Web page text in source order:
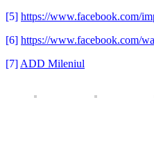
[5] https://www.facebook.com/
[6] https://www.facebook.com/
[7] ADD Mileniul